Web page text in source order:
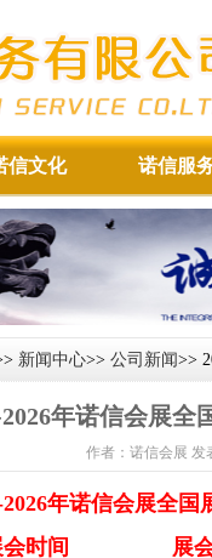
信文化 诺信服
新闻中心>> 公司新闻>>
年诺信会展全
作者：诺信会展 发
年诺信会展全国
时间 展会